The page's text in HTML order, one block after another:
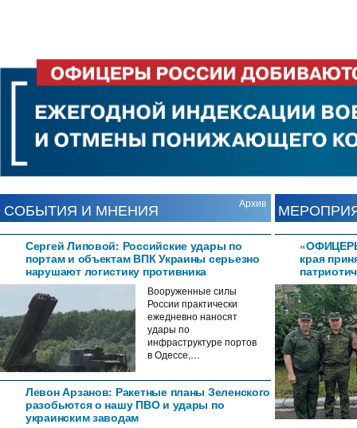
СОБЫТИЯ И МНЕНИЯ Архив
Сергей Липовой: Российские удары по
портам и объектам ВПК Украины серьезно
нарушают логистику противника
Вооруженные силы
России практически
ежедневно наносят
удары по
инфраструктуре портов
в Одессе,…
Левон Арзанов: Ракетные планы Зеленского
разобьются о нашу ПВО и удары по
украинским заводам
края